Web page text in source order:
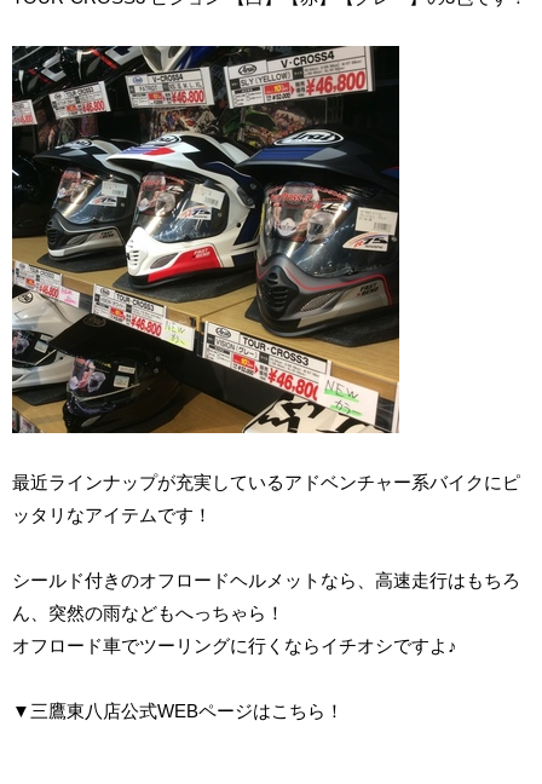
最近ラインナップが充実しているアドベンチャー系バイクにピ
ッタリなアイテムです！
シールド付きのオフロードヘルメットなら、高速走行はもちろ
ん、突然の雨などもへっちゃら！
オフロード車でツーリングに行くならイチオシですよ♪
▼三鷹東八店公式WEBページはこちら！